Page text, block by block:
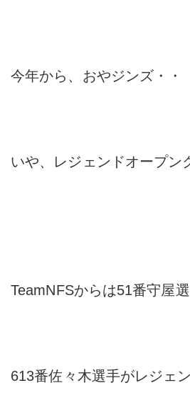
今年から、おやジンズ・・
いや、レジェンドオープン
TeamNFSからは51番守屋選
613番佐々木選手がレジェ